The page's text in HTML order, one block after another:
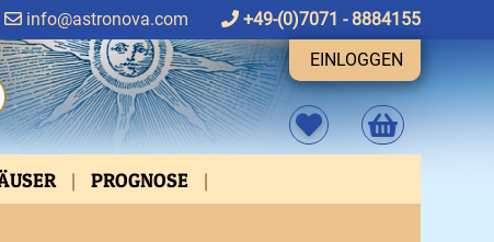
info@astronova.com
+49-(0)7071 - 8884155
EINLOGGEN
PROGNOSE